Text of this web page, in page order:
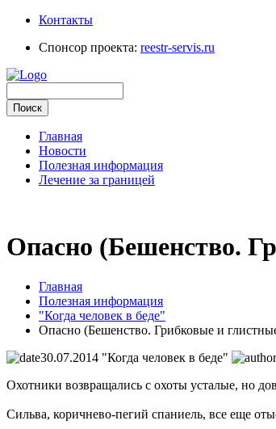
Контакты
Спонсор проекта: reestr-servis.ru
Главная
Новости
Полезная информация
Лечение за границей
Опасно (Бешенство.
Главная
Полезная информация
"Когда человек в беде"
Опасно (Бешенство. Грибковые и
30.07.2014 "Когда человек в беде"
Охотники возвращались с охоты усталые, но
Сильва, коричнево-пегий спаниель, все еще